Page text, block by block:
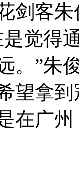
客朱
觉得
。”朱
望拿
在广